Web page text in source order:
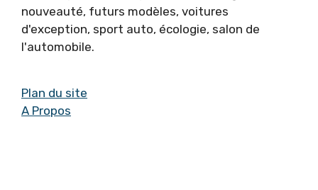
nouveauté, futurs modèles, voitures
d'exception, sport auto, écologie, salon de
l'automobile.
Plan du site
A Propos